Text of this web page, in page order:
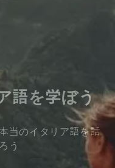
語を学ぼう
当のイタリア語を話
う